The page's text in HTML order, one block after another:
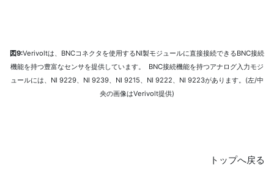
図9:Verivoltは、BNCコネクタを使用するNI製モジュールに直接接続できるBNC接続
機能を持つ豊富なセンサを提供しています。 BNC接続機能を持つアナログ入力モジ
ュールには、NI 9229、NI 9239、NI 9215、NI 9222、NI 9223があります。(左/中
央の画像はVerivolt提供)
トップへ戻る